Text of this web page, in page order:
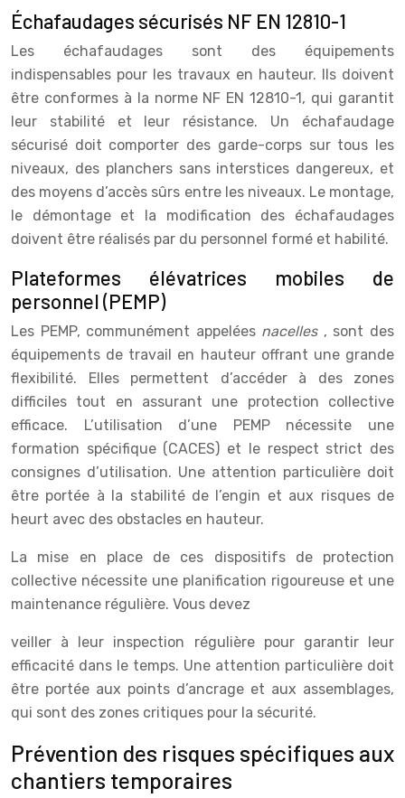
Échafaudages sécurisés NF EN 12810-1
Les échafaudages sont des équipements
indispensables pour les travaux en hauteur. Ils doivent
être conformes à la norme NF EN 12810-1, qui garantit
leur stabilité et leur résistance. Un échafaudage
sécurisé doit comporter des garde-corps sur tous les
niveaux, des planchers sans interstices dangereux, et
des moyens d’accès sûrs entre les niveaux. Le montage,
le démontage et la modification des échafaudages
doivent être réalisés par du personnel formé et habilité.
Plateformes élévatrices mobiles de
personnel (PEMP)
Les PEMP, communément appelées nacelles , sont des
équipements de travail en hauteur offrant une grande
flexibilité. Elles permettent d’accéder à des zones
difficiles tout en assurant une protection collective
efficace. L’utilisation d’une PEMP nécessite une
formation spécifique (CACES) et le respect strict des
consignes d’utilisation. Une attention particulière doit
être portée à la stabilité de l’engin et aux risques de
heurt avec des obstacles en hauteur.
La mise en place de ces dispositifs de protection
collective nécessite une planification rigoureuse et une
maintenance régulière. Vous devez
veiller à leur inspection régulière pour garantir leur
efficacité dans le temps. Une attention particulière doit
être portée aux points d’ancrage et aux assemblages,
qui sont des zones critiques pour la sécurité.
Prévention des risques spécifiques aux
chantiers temporaires